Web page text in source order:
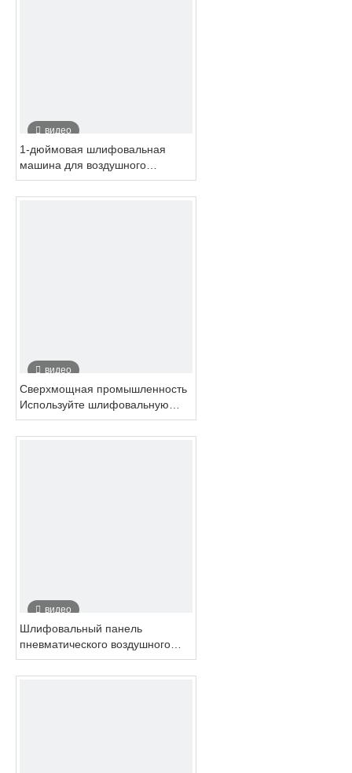
видео
1-дюймовая шлифовальная
машина для воздушного
урегулирования для
автомобильной краски
видео
Сверхмощная промышленность
Используйте шлифовальную
машину пневматического
воздушного ремня для
видео
Шлифовальный панель
пневматического воздушного
ремня 10x330 мм для трубы и
металла